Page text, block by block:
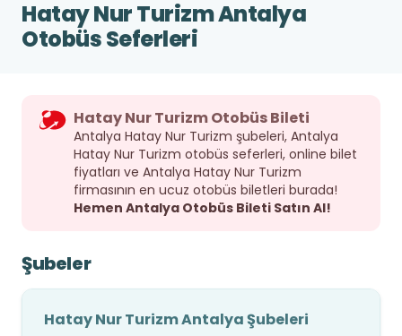
Hatay Nur Turizm Antalya
Otobüs Seferleri
Hatay Nur Turizm Otobüs Bileti
Antalya Hatay Nur Turizm şubeleri, Antalya
Hatay Nur Turizm otobüs seferleri, online bilet
fiyatları ve Antalya Hatay Nur Turizm
firmasının en ucuz otobüs biletleri burada!
Hemen Antalya Otobüs Bileti Satın Al!
Şubeler
Hatay Nur Turizm Antalya Şubeleri